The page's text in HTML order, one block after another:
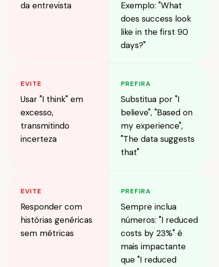
da entrevista
Exemplo: "What
does success look
like in the first 90
days?"
EVITE
Usar "I think" em
excesso,
transmitindo
incerteza
PREFIRA
Substitua por "I
believe", "Based on
my experience",
"The data suggests
that"
EVITE
Responder com
histórias genéricas
sem métricas
PREFIRA
Sempre inclua
números: "I reduced
costs by 23%" é
mais impactante
que "I reduced